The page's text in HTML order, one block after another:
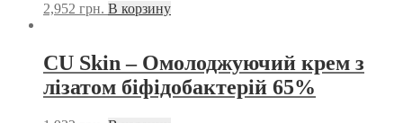
2,952 грн. В корзину
CU Skin – Омолоджуючий крем з
лізатом біфідобактерій 65%